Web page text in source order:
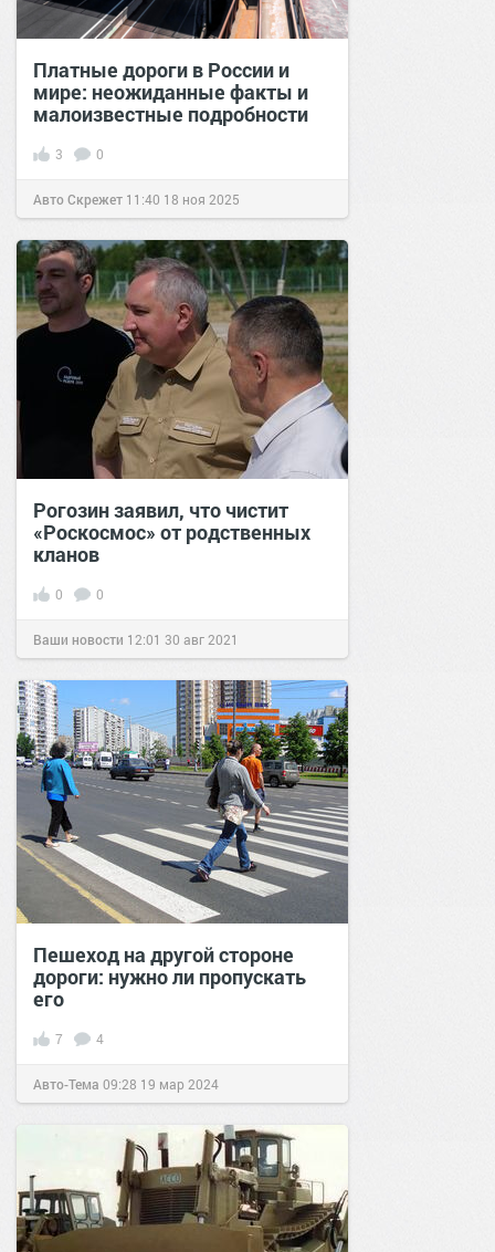
Платные дороги в России и
мире: неожиданные факты и
малоизвестные подробности
3 0
Авто Скрежет 11:40 18 ноя 2025
Рогозин заявил, что чистит
«Роскосмос» от родственных
кланов
0 0
Ваши новости 12:01 30 авг 2021
Пешеход на другой стороне
дороги: нужно ли пропускать
его
7 4
Авто-Тема 09:28 19 мар 2024